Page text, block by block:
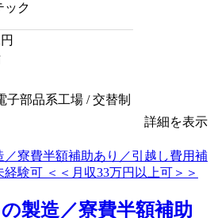
ック
円
子部品系工場 / 交替制
詳細を表示
製造／寮費半額補助